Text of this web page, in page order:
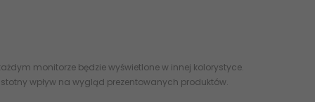
monitorze będzie wyświetlone w innej kolorystyce.
wpływ na wygląd prezentowanych produktów.